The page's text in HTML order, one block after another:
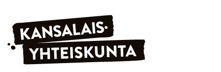
Siirry sisältöön